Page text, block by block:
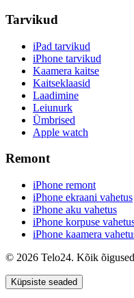
Tarvikud
iPad tarvikud
iPhone tarvikud
Kaamera kaitse
Kaitseklaasid
Laadimine
Leiunurk
Ümbrised
Apple watch
Remont
iPhone remont
iPhone ekraani vahetus
iPhone aku vahetus
iPhone korpuse
iPhone kaamera
© 2026 Telo24. Kõik
Küpsiste seaded